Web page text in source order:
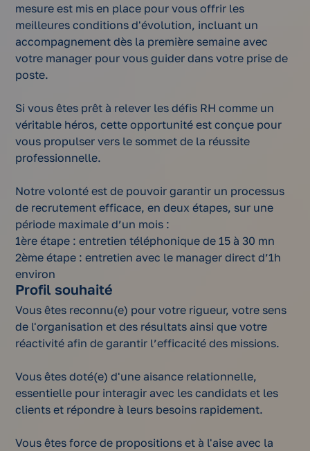
mesure est mis en place pour vous offrir les
meilleures conditions d'évolution, incluant un
accompagnement dès la première semaine avec
votre manager pour vous guider dans votre prise de
poste.
Si vous êtes prêt à relever les défis RH comme un
véritable héros, cette opportunité est conçue pour
vous propulser vers le sommet de la réussite
professionnelle.
Notre volonté est de pouvoir garantir un processus
de recrutement efficace, en deux étapes, sur une
période maximale d’un mois :
1ère étape : entretien téléphonique de 15 à 30 mn
2ème étape : entretien avec le manager direct d’1h
environ
Profil souhaité
Vous êtes reconnu(e) pour votre rigueur, votre sens
de l'organisation et des résultats ainsi que votre
réactivité afin de garantir l’efficacité des missions.
Vous êtes doté(e) d'une aisance relationnelle,
essentielle pour interagir avec les candidats et les
clients et répondre à leurs besoins rapidement.
Vous êtes force de propositions et à l'aise avec la